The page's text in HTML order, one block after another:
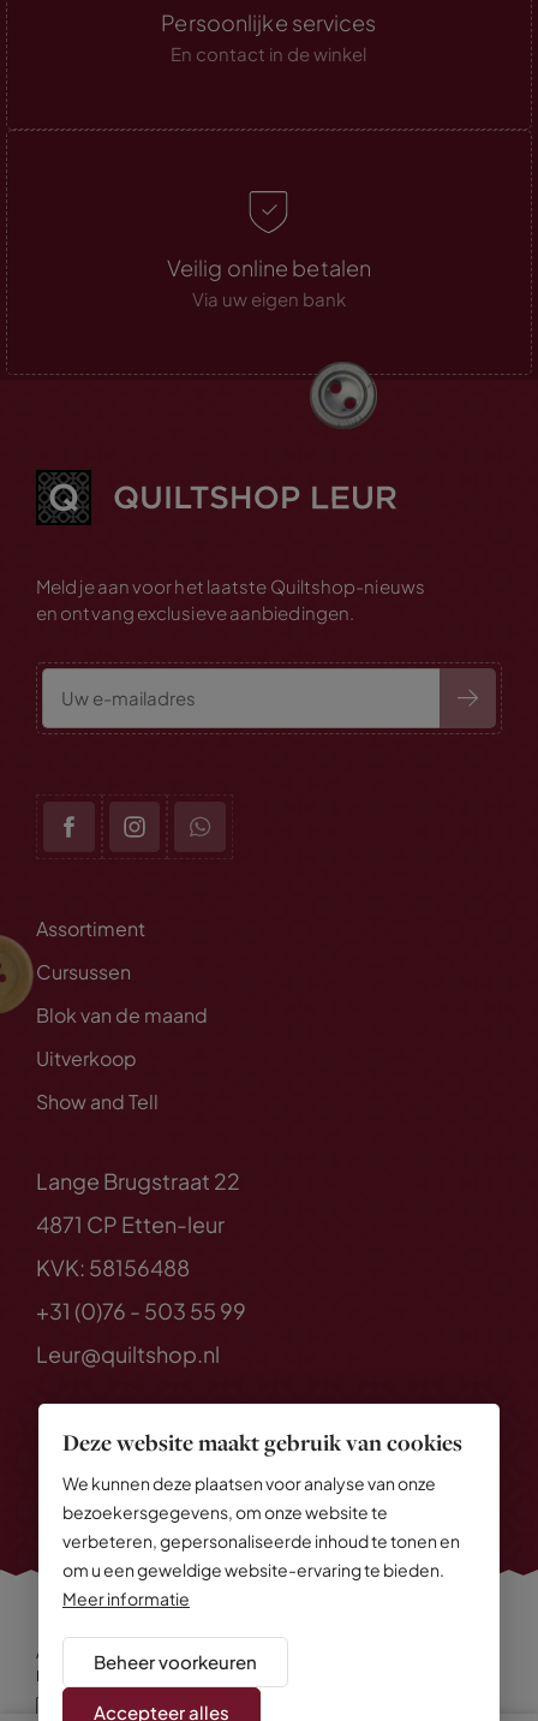
Deze website maakt gebruik van cookies
We kunnen deze plaatsen voor analyse van onze
bezoekersgegevens, om onze website te
verbeteren, gepersonaliseerde inhoud te tonen en
om u een geweldige website-ervaring te bieden.
Meer informatie
Beheer voorkeuren
Accepteer alles
Persoonlijke services
En contact in de winkel
Veilig online betalen
Via uw eigen bank
Meld je aan voor het laatste Quiltshop-nieuws
en ontvang exclusieve aanbiedingen.
Assortiment
Cursussen
Blok van de maand
Uitverkoop
Show and Tell
Lange Brugstraat 22
4871 CP Etten-leur
KVK: 58156488
+31 (0)76 - 503 55 99
Leur@quiltshop.nl
Alle rechten voorbehouden
Privacy Policy
Algemene voorwaarden